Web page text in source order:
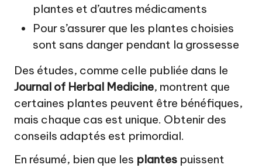
plantes et d’autres médicaments
Pour s’assurer que les plantes choisies
sont sans danger pendant la grossesse
Des études, comme celle publiée dans le
Journal of Herbal Medicine, montrent que
certaines plantes peuvent être bénéfiques,
mais chaque cas est unique. Obtenir des
conseils adaptés est primordial.
En résumé, bien que les plantes puissent